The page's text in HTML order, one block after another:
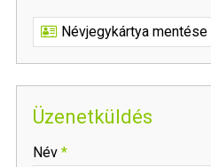
Névjegykártya mentése
Üzenetküldés
Név *